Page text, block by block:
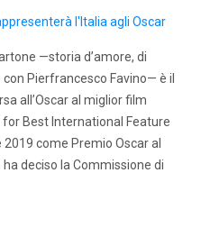
—storia d’amore, di
Pierfrancesco Favino— è il
all’Oscar al miglior film
Best International Feature
come Premio Oscar al
deciso la Commissione di